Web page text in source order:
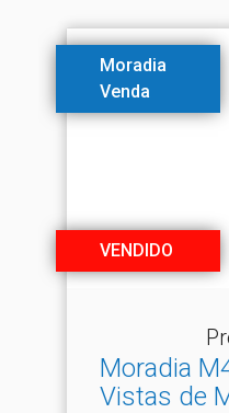
Moradia
Venda
VENDIDO
Moradia
Vistas de